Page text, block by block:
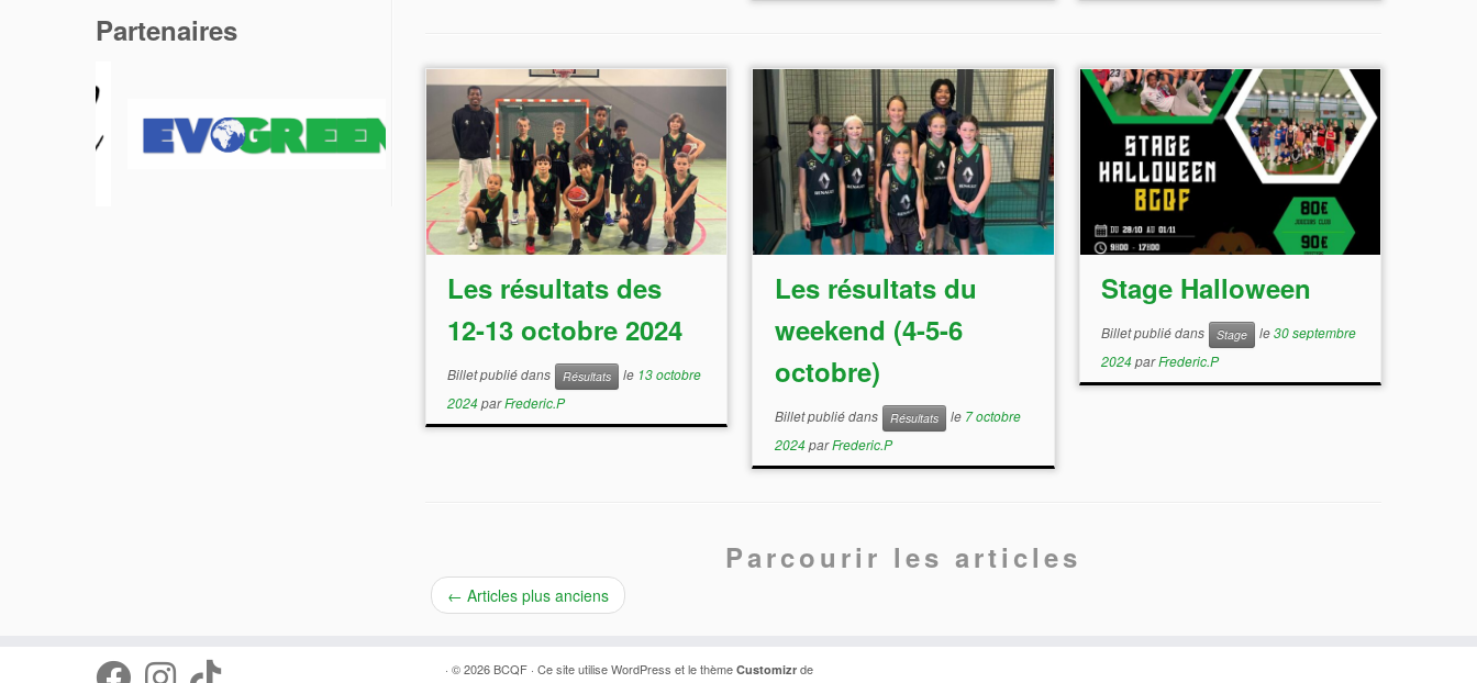
Partenaires
Les résultats des
12-13 octobre 2024
Billet publié dans Résultats le 13 octobre
2024parFrederic.P
Les résultats du
weekend (4-5-6
octobre)
Billet publié dans Résultats le 7 octobre
2024 parFrederic.P
Stage Halloween
Billet publié dans Stage le30 septembre
2024parFrederic.P
Parcourir les articles
← Articles plus anciens
· © 2026 BCQF· Ce site utiliseWordPress et le thème Customizrde